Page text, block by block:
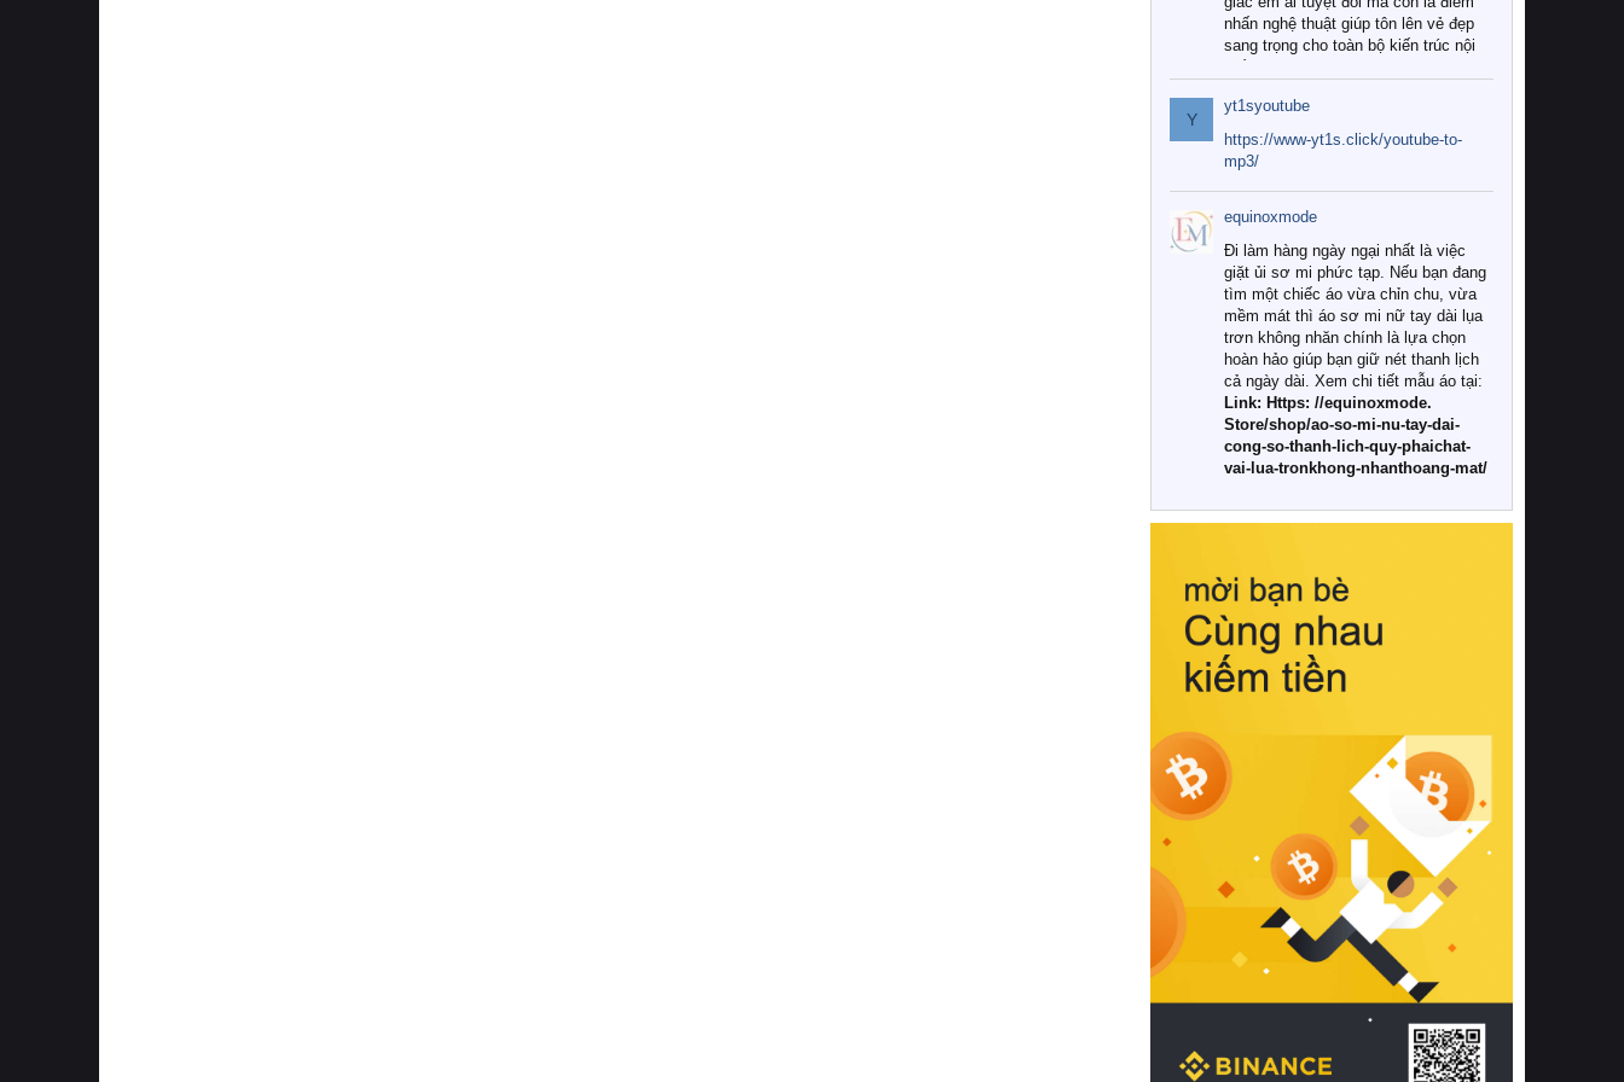
nhấn nghệ thuật giúp tôn lên vẻ đẹp
sang trọng cho toàn bộ kiến trúc nội
Tuy nhiên, giữa thị trường đa dạng
với vô vàn thương hiệu và mẫu mã
như hiện nay, làm thế nào để chọn
được những bộ chăn ga gối đệm cao
cấp thực sự chất lượng, phù hợp với
khí hậu và nhu cầu sử dụng của gia
đình? Hãy cùng chúng tôi đi tìm lời
giải đáp chi tiết qua bài viết dưới đây.
1. Tại sao các gia đình hiện đại lại ưa
chuộng chăn ga gối đệm cao cấp?
Khác với các dòng sản phẩm thông
thường, những bộ chăn ga gối đệm
cao cấp trải qua quy trình sản xuất
nghiêm ngặt từ khâu chọn lọc nguyên
liệu tự nhiên đến công nghệ dệt
nhuộm hiện đại không chứa hóa chất
này, bạn sẽ cảm nhận rõ rệt sự khác
hồi chuẩn xác của phần đệm nâng đỡ
cột sống.
Bên cạnh đó, việc lựa chọn các dòng
sản phẩm đạt chuẩn chất lượng quốc
tế còn giúp ngăn ngừa tình trạng kích
khuẩn và nấm mốc trong điều kiện
thời tiết nóng ẩm. Bạn có thể tìm hiểu
thêm các nghiên cứu khoa học về tác
động của giấc ngủ và môi trường
phòng ngủ đối với sức khỏe con
người tại Sleep Foundation (External
Link) để có cái nhìn toàn diện hơn.
2. Các tiêu chí vàng khi lựa chọn
chăn ga gối đệm cao cấp cho phòng
ngủ
Để sở hữu một bộ chăn ga gối đệm
cao cấp hoàn hảo cả về thẩm mỹ lẫn
công năng, người tiêu dùng cần cân
nhắc kỹ lưỡng các tiêu chí quan trọng
Y
yt1syoutube
https://www-yt1s.click/youtube-to-
mp3/
equinoxmode
Đi làm hàng ngày ngại nhất là việc
giặt ủi sơ mi phức tạp. Nếu bạn đang
tìm một chiếc áo vừa chỉn chu, vừa
mềm mát thì áo sơ mi nữ tay dài lụa
trơn không nhăn chính là lựa chọn
hoàn hảo giúp bạn giữ nét thanh lịch
cả ngày dài. Xem chi tiết mẫu áo tại:
Link: Https: //equinoxmode.
Store/shop/ao-so-mi-nu-tay-dai-
cong-so-thanh-lich-quy-phaichat-
vai-lua-tronkhong-nhanthoang-mat/